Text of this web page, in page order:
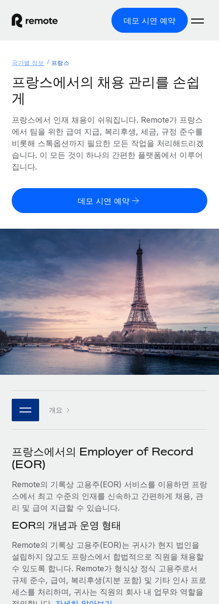
데모 시연 예약
글로벌 급여
규정을 준수하며 급여 지급을 손쉽게 처리
기록상 고용주(EOR)
법인 설립 비용 없이 전 세계로 사업을 확장
인프라
Remote 통합
HR을 워크플로에 매끄럽게 통합
플랫폼
팀을 위한 통합된 핵심 HR 기능
연결 새로운
통합
핵심 비즈니스 도구로 프로세스를 간소화
전문가 상담
글로벌 인사 및 규정 준수 업무 처리에 전문가 지원 제공
신원 조사
채용 후보자 심사 프로세스 간소화
Compliance Watchtower
기기 관리
전 세계 IT 장비 제공 및 추적 관리
법인 설립
솔루션
글로벌 서비스 제공
국가별 정보
국가별 글로벌 채용 지원 알아보기
미국 주별 정보
Remote와 다른 솔루션 비교
다른 업체들과 비교해보기
성장하는 기업을 위한 민첩한 글로벌 HR 및 급여 솔루션
중견기업
맞춤형 HR 솔루션으로 팀 확장
엔터프라이즈
대기업을 위한 글로벌 HR
REMOTE 파트너 되기
플랫폼에 글로벌 HR을 유연하게 통합
Remote와의 파트너십 기회 탐색
Remote Build 곧 제공 예정
통합 및 AI 자동화 컨설팅
사례 연구
조직 규모를 120% 성장시킨 방법
Weaviate 한눈에 보기 Weaviate는 오픈 소스, AI 우선 인프라를
구축합니다. 이 회사의 미션은 전 세계 개발자 및 운영자
(DevOps/MLOps)에게 AI 네이티브...
자세히 알아보기
리소스
도구 및 계산기
국가별 총 인건비 계산
글로벌 계약직을 위한 통화 옵션과 지급 소요 시간 확인
REMOTE와 함께 배우기
리서치 및 가이드
HR 용어집
체크리스트 및 템플릿
직무 설명 라이브러리
이벤트
급여 및 인재 인사이트
인사이트 센터
지원받기
모든 리소스 보기
글로벌 급여
EOR 및 PEO
계약자 관리
요금
한국어
English
Français
Deutsch
Español
Italiano
Português (Portugal)
한국어
국가별 정보 프랑스
프랑스에서의 채용 관리를 손쉽
게
프랑스에서 인재 채용이 쉬워집니다. Remote가 프랑스
에서 팀을 위한 급여 지급, 복리후생, 세금, 규정 준수를
비롯해 스톡옵션까지 필요한 모든 작업을 처리해드리겠
습니다. 이 모든 것이 하나의 간편한 플랫폼에서 이루어
집니다.
데모 시연 예약
개요
프랑스에서의 Employer of Record
(EOR)
Remote의 기록상 고용주(EOR) 서비스를 이용하면 프랑
스에서 최고 수준의 인재를 신속하고 간편하게 채용, 관
리 및 급여 지급할 수 있습니다.
EOR의 개념과 운영 형태
Remote의 기록상 고용주(EOR)는 귀사가 현지 법인을
설립하지 않고도 프랑스에서 합법적으로 직원을 채용할
수 있도록 합니다. Remote가 형식상 정식 고용주로서
규제 준수, 급여, 복리후생(지분 포함) 및 기타 인사 프로
세스를 처리하며, 귀사는 직원의 회사 내 업무와 역할을